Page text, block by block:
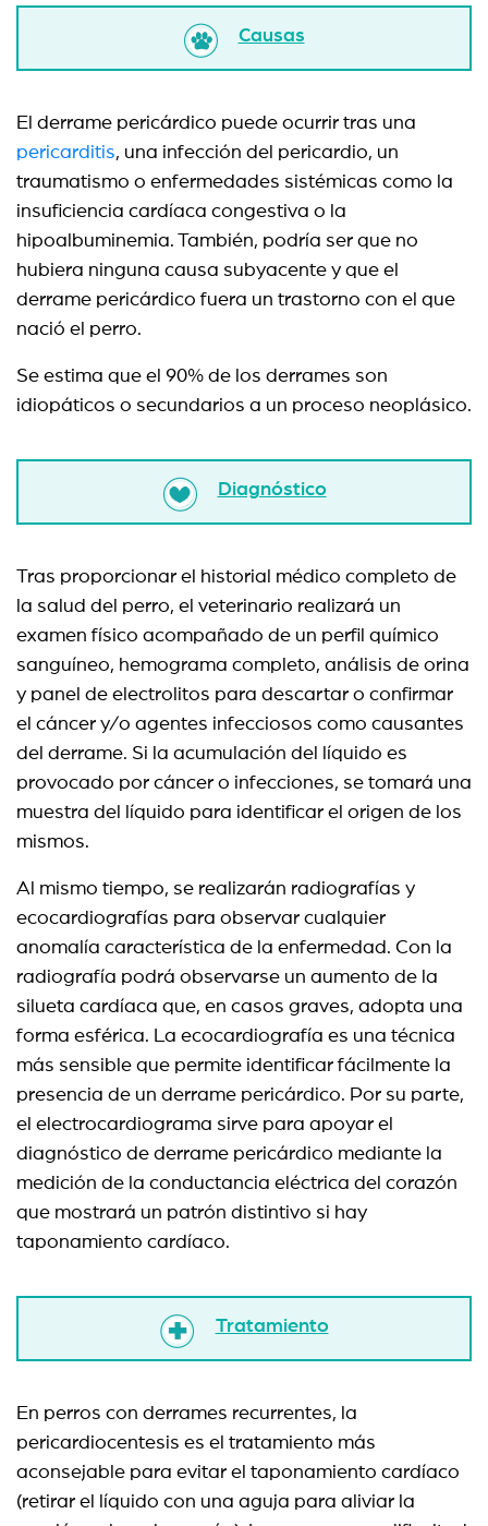
Causas
El derrame pericárdico puede ocurrir tras una
pericarditis, una infección del pericardio, un
traumatismo o enfermedades sistémicas como la
insuficiencia cardíaca congestiva o la
hipoalbuminemia. También, podría ser que no
hubiera ninguna causa subyacente y que el
derrame pericárdico fuera un trastorno con el que
nació el perro.
Se estima que el 90% de los derrames son
idiopáticos o secundarios a un proceso neoplásico.
Diagnóstico
Tras proporcionar el historial médico completo de
la salud del perro, el veterinario realizará un
examen físico acompañado de un perfil químico
sanguíneo, hemograma completo, análisis de orina
y panel de electrolitos para descartar o confirmar
el cáncer y/o agentes infecciosos como causantes
del derrame. Si la acumulación del líquido es
provocado por cáncer o infecciones, se tomará una
muestra del líquido para identificar el origen de los
mismos.
Al mismo tiempo, se realizarán radiografías y
ecocardiografías para observar cualquier
anomalía característica de la enfermedad. Con la
radiografía podrá observarse un aumento de la
silueta cardíaca que, en casos graves, adopta una
forma esférica. La ecocardiografía es una técnica
más sensible que permite identificar fácilmente la
presencia de un derrame pericárdico. Por su parte,
el electrocardiograma sirve para apoyar el
diagnóstico de derrame pericárdico mediante la
medición de la conductancia eléctrica del corazón
que mostrará un patrón distintivo si hay
taponamiento cardíaco.
Tratamiento
En perros con derrames recurrentes, la
pericardiocentesis es el tratamiento más
aconsejable para evitar el taponamiento cardíaco
(retirar el líquido con una aguja para aliviar la